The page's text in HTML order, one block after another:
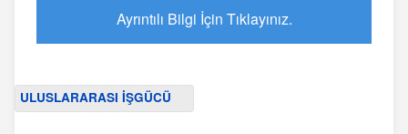
Ayrıntılı Bilgi İçin Tıklayınız.
ULUSLARARASI İŞGÜCÜ